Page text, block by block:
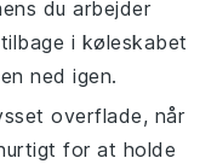
du arbejder
i køleskabet
ned igen.
overflade, når
for at holde